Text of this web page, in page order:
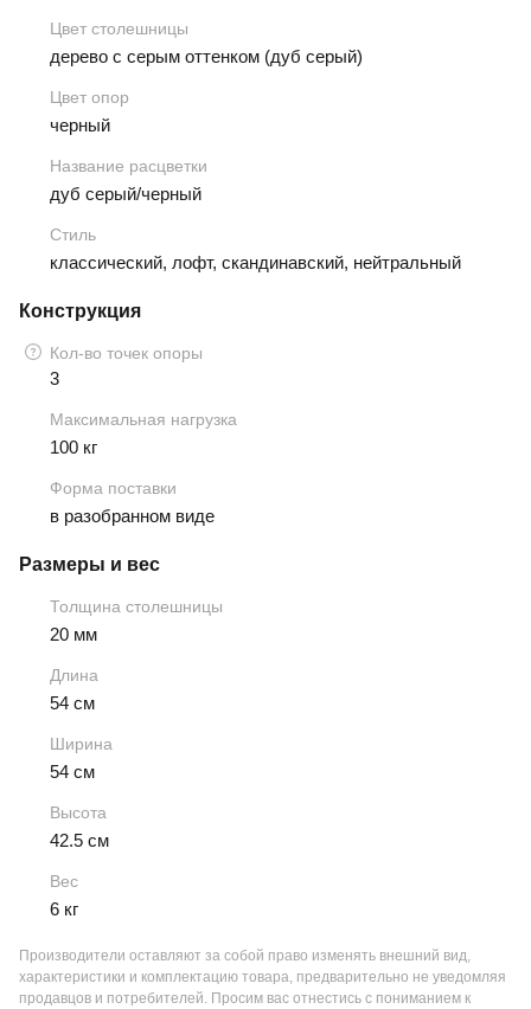
Цвет столешницы
дерево с серым оттенком (дуб серый)
Цвет опор
черный
Название расцветки
дуб серый/черный
Стиль
классический, лофт, скандинавский, нейтральный
Конструкция
Кол-во точек опоры
3
Максимальная нагрузка
100 кг
Форма поставки
в разобранном виде
Размеры и вес
Толщина столешницы
20 мм
Длина
54 см
Ширина
54 см
Высота
42.5 см
Вес
6 кг
Производители оставляют за собой право изменять внешний вид,
характеристики и комплектацию товара, предварительно не уведомляя
продавцов и потребителей. Просим вас отнестись с пониманием к